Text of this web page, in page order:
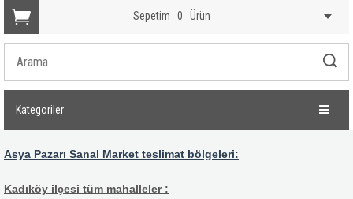
Sepetim 0 Ürün
Kategoriler
Asya Pazarı Sanal Market teslimat bölgeleri:
Kadıköy ilçesi tüm mahalleler :